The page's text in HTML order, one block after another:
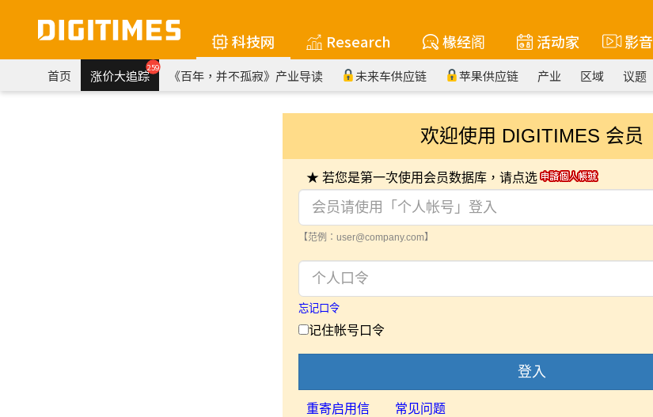
科技网 Research 椽经阁 活动家 影音
首页 涨价大追踪259 《百年，并不孤寂》产业导读 未来车供应链 苹果供应链 产业 区域 议题
欢迎使用 DIGITIMES 会员
★ 若您是第一次使用会员数据库，请点选
【范例：user@company.com】
忘记口令
记住帐号口令
登入
重寄启用信 常见问题